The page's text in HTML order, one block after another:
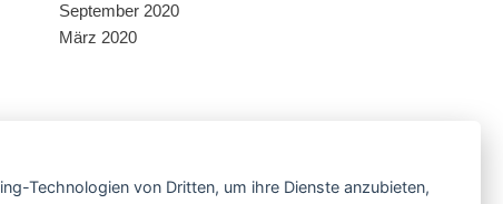
September 2020
März 2020
Technologien von Dritten, um ihre Dienste anzubieten,